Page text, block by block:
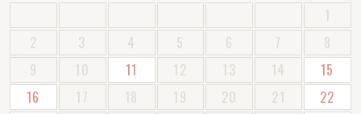
1
2
3 4 5 6 7
8
9
10 11 12 13 14
15
16
17 18 19 20 21
22